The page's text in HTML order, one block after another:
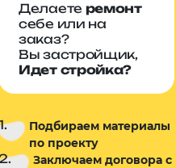
Делаете ремонт
себе или на
заказ?
Вы застройщик,
Идет стройка?
Подбираем материалы
по проекту
Заключаем договора с